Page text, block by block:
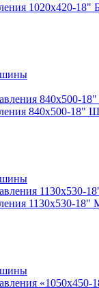
1020х420-18"
шины
840х500-18"
шины
1130х530-18"
шины